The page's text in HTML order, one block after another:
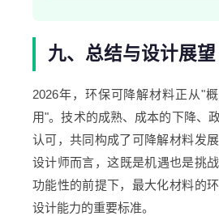
九、总结与设计展望
2026年，环保可降解材料正从"
用"。技术的成熟、成本的下降、
认可，共同构成了可降解材料发
设计师而言，这既是机遇也是挑
功能性的前提下，最大化材料的
设计能力的重要标准。